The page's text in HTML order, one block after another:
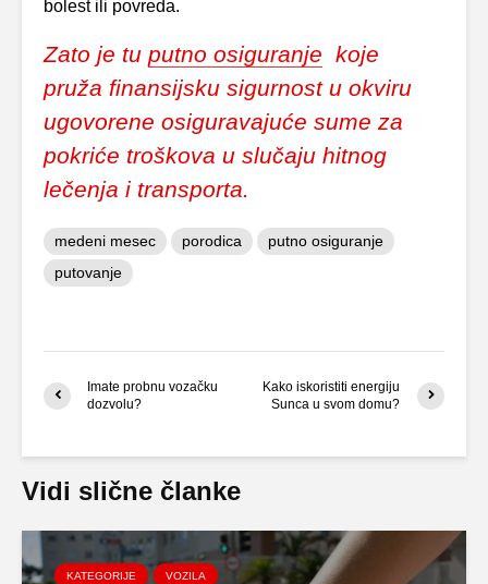
bolest ili povreda.
Zato je tu putno osiguranje koje
pruža finansijsku sigurnost u okviru
ugovorene osiguravajuće sume za
pokriće troškova u slučaju hitnog
lečenja i transporta.
medeni mesec porodica
putno osiguranje
putovanje
Imate probnu vozačku
dozvolu?
Kako iskoristiti energiju
Sunca u svom domu?
Vidi slične članke
KATEGORIJE VOZILA